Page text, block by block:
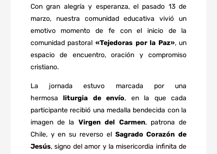
Con gran alegría y esperanza, el pasado 13 de
marzo, nuestra comunidad educativa vivió un
emotivo momento de fe con el inicio de la
comunidad pastoral «Tejedoras por la Paz», un
espacio de encuentro, oración y compromiso
cristiano.
La jornada estuvo marcada por una
hermosaliturgia de envío, en la que cada
participante recibió una medalla bendecida con la
imagen de la Virgen del Carmen, patrona de
Chile, y en su reverso el Sagrado Corazón de
Jesús, signo del amor y la misericordia infinita de